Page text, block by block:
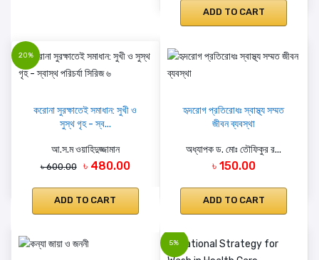
ADD TO CART
20%
করোনা সুরক্ষাতেই সমাধান: সুখী ও
সুস্থ গৃহ - স্ব...
আ.স.ম ওয়াহিদুজ্জামান
৳ 600.00 ৳ 480.00
ADD TO CART
হৃদরোগ প্রতিরোধঃ স্বাস্থ্য সম্মত
জীবন ব্যবস্থা
অধ্যাপক ড. মোঃ তৌফিকুর র...
৳ 150.00
ADD TO CART
5%